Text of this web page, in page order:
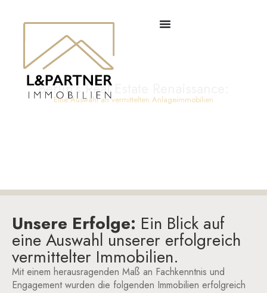
Berlin's Real Estate Renaissance:
Eine Auswahl an vermittelten Anlageimmobilien
Unsere Erfolge: Ein Blick auf
eine Auswahl unserer erfolgreich
vermittelter Immobilien.
Mit einem herausragenden Maß an Fachkenntnis und
Engagement wurden die folgenden Immobilien erfolgreich